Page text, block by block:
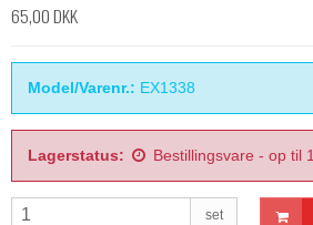
65,00 DKK
Model/Varenr.: EX1338
Lagerstatus: Bestillingsvare - op til
set